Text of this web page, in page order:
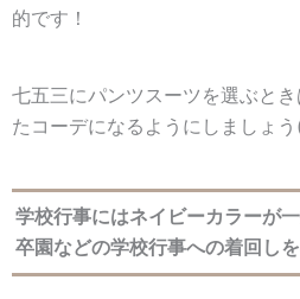
的です！
七五三にパンツスーツを選ぶと
たコーデになるようにしましょう
学校行事にはネイビーカラーが
卒園などの学校行事への着回し